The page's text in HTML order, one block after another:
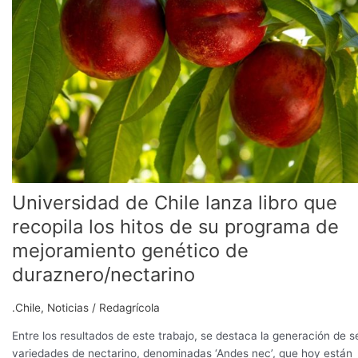
Universidad de Chile lanza libro que
recopila los hitos de su programa de
mejoramiento genético de
duraznero/nectarino
.Chile, Noticias / Redagrícola
Entre los resultados de este trabajo, se destaca la generación de
variedades de nectarino, denominadas ‘Andes nec’, que hoy están
lanza
libro
recopila
hitos
de
su
programa
de
mejoramiento
genético
duraznero/nectarino